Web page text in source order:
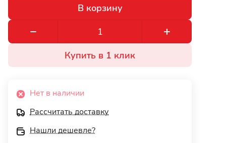
В корзину
Купить в 1 клик
Нет в наличии
Рассчитать доставку
Нашли дешевле?